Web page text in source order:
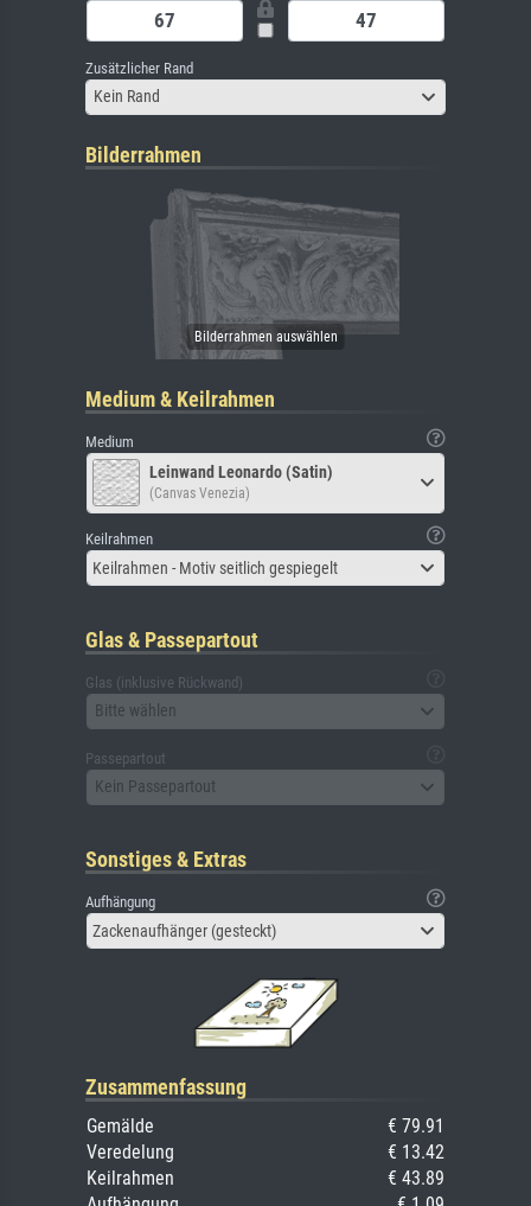
Zusätzlicher Rand
Kein Rand
Bilderrahmen
Medium & Keilrahmen
Medium
Leinwand Leonardo (Satin)
(Canvas Venezia)
Keilrahmen
Keilrahmen - Motiv seitlich gespiegelt
Glas & Passepartout
Glas (inklusive Rückwand)
Bitte wählen
Passepartout
Kein Passepartout
Sonstiges & Extras
Aufhängung
Zackenaufhänger (gesteckt)
Zusammenfassung
Gemälde
€ 79.91
Veredelung
€ 13.42
Keilrahmen
€ 43.89